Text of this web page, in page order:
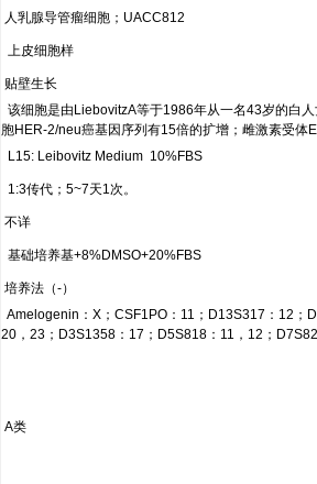
人乳腺导管瘤细胞；UACC812
上皮细胞样
贴壁生长
该细胞是由LiebovitzA等于1986年从一名43岁的白
胞HER-2/neu癌基因序列有15倍的扩增；雌激素受体
L15: Leibovitz Medium 10%FBS
1:3传代；5~7天1次。
不详
基础培养基+8%DMSO+20%FBS
培养法（-）
Amelogenin：X；CSF1PO：11；D13S317：12
20，23；D3S1358：17；D5S818：11，12；
A类